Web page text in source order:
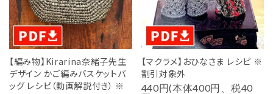
【編み物】Kirarina奈緒子先生
デザイン かご編みバスケットバ
ッグ レシピ（動画解説付き） ※
【マクラメ】おひなさま レシピ ※
割引対象外
440円(本体400円、税40